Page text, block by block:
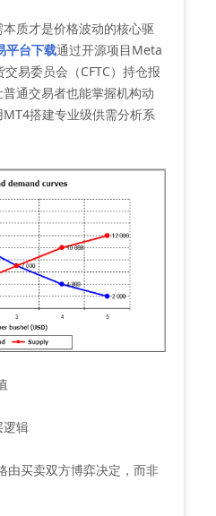
质才是价格波动的核心驱
平台下载通过开源项目Meta
易委员会（CFTC）持仓报
通交易者也能掌握机构动
搭建专业级供需分析系
辑
买卖双方博弈决定，而非